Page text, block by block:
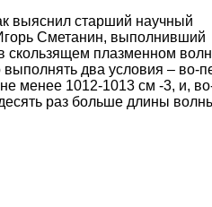
выяснил старший научный
Сметанин, выполнивший
скользящем плазменном
два условия – во-
менее 1012-1013 см -3, и,
раз больше длины